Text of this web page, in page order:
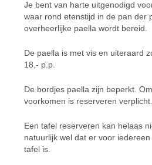
Je bent van harte uitgenodigd
waar rond etenstijd in de pan der
overheerlijke paella wordt bereid.
De paella is met vis en uiteraard
18,- p.p.
De bordjes paella zijn beperkt.
voorkomen is reserveren verplicht.
Een tafel reserveren kan helaas
natuurlijk wel dat er voor
tafel is.